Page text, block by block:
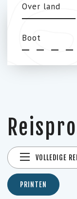
Over land
Boot
VOLLEDIGE
PRINTEN